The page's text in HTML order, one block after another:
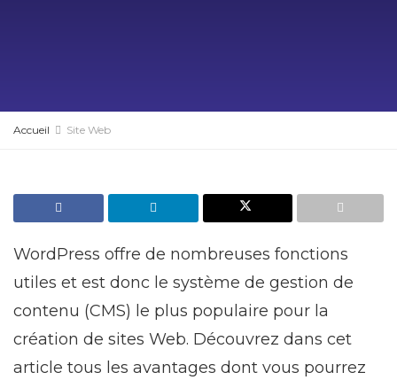
Accueil Site Web
WordPress offre de nombreuses fonctions
utiles et est donc le système de gestion de
contenu (CMS) le plus populaire pour la
création de sites Web. Découvrez dans cet
article tous les avantages dont vous pourrez